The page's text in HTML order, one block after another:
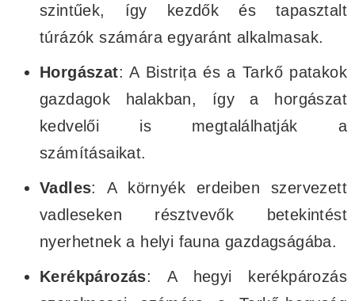
szintűek, így kezdők és tapasztalt
túrázók számára egyaránt alkalmasak.
Horgászat: A Bistrița és a Tarkő patakok
gazdagok halakban, így a horgászat
kedvelői is megtalálhatják a
számításaikat.
Vadles: A környék erdeiben szervezett
vadleseken résztvevők betekintést
nyerhetnek a helyi fauna gazdagságába.
Kerékpározás: A hegyi kerékpározás